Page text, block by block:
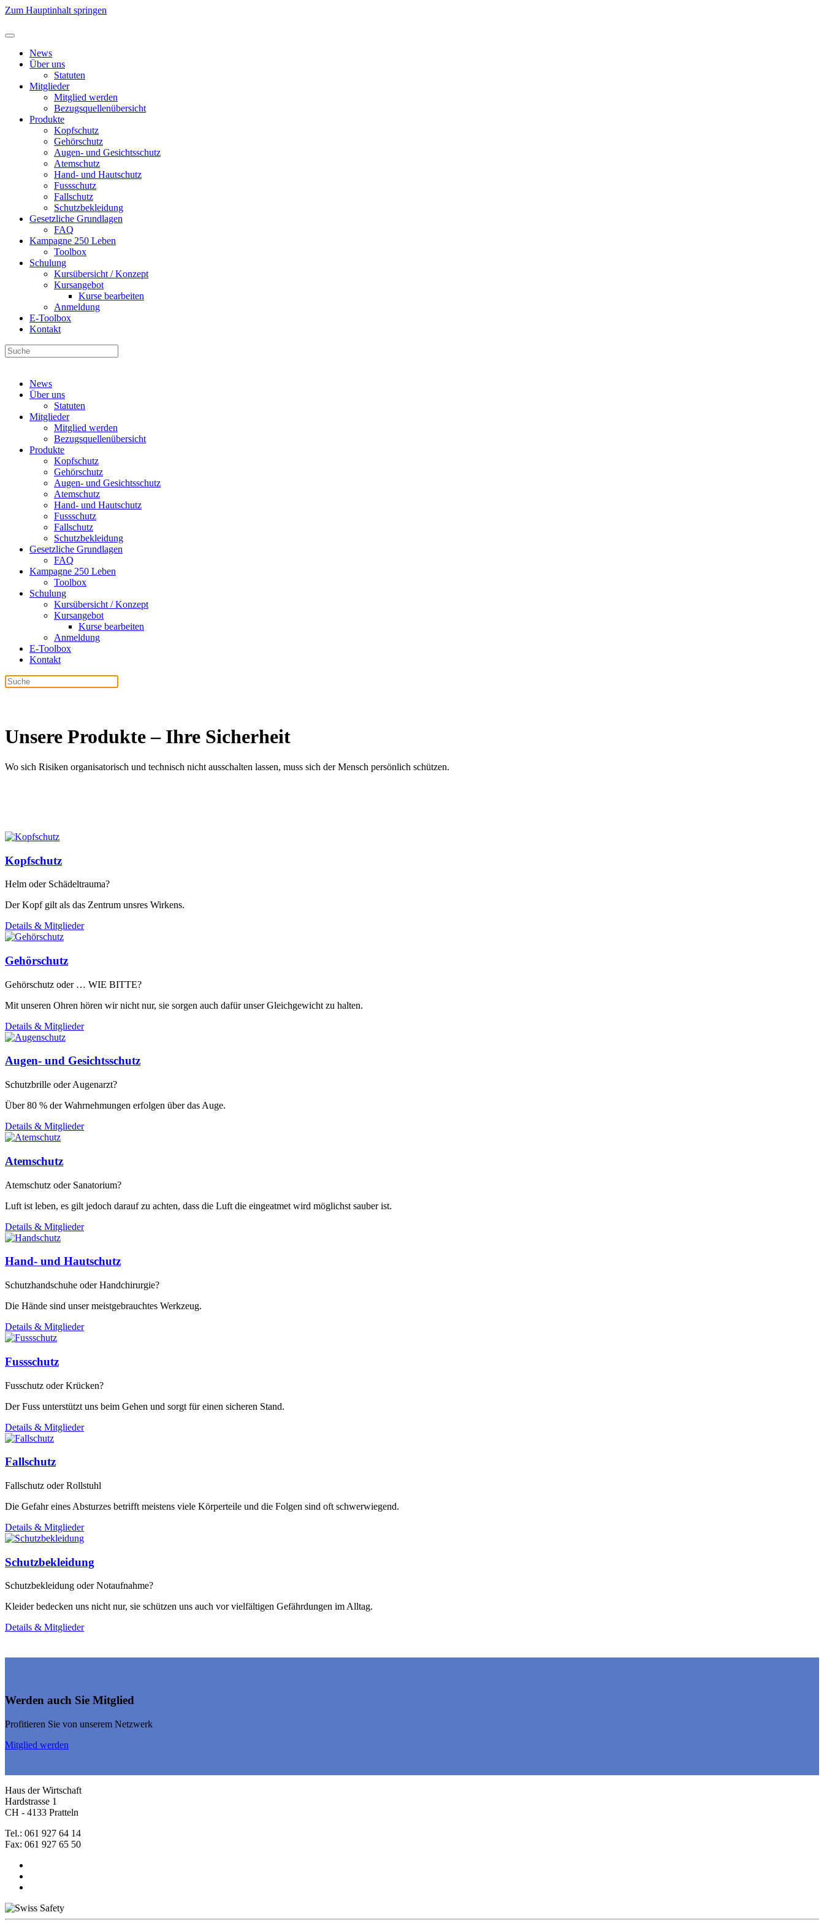
Zum Hauptinhalt springen
News
Über uns
Statuten
Mitglieder
Mitglied werden
Bezugsquellenübersicht
Produkte
Kopfschutz
Gehörschutz
Augen- und Gesichtsschutz
Atemschutz
Hand- und Hautschutz
Fussschutz
Fallschutz
Schutzbekleidung
Gesetzliche Grundlagen
FAQ
Kampagne 250 Leben
Toolbox
Schulung
Kursübersicht / Konzept
Kursangebot
Kurse bearbeiten
Anmeldung
E-Toolbox
Kontakt
News
Über uns
Statuten
Mitglieder
Mitglied werden
Bezugsquellenübersicht
Produkte
Kopfschutz
Gehörschutz
Augen- und Gesichtsschutz
Atemschutz
Hand- und Hautschutz
Fussschutz
Fallschutz
Schutzbekleidung
Gesetzliche Grundlagen
FAQ
Kampagne 250 Leben
Toolbox
Schulung
Kursübersicht / Konzept
Kursangebot
Kurse bearbeiten
Anmeldung
E-Toolbox
Kontakt
Unsere Produkte – Ihre Sicherheit
Wo sich Risiken organisatorisch und technisch nicht ausschalten lassen, muss sich der Mensch persönlich schützen.
Kopfschutz
Helm oder Schädeltrauma?
Der Kopf gilt als das Zentrum unsres Wirkens.
Details & Mitglieder
Gehörschutz
Gehörschutz oder … WIE BITTE?
Mit unseren Ohren hören wir nicht nur, sie sorgen auch dafür unser Gleichgewicht zu halten.
Details & Mitglieder
Augen- und Gesichtsschutz
Schutzbrille oder Augenarzt?
Über 80 % der Wahrnehmungen erfolgen über das Auge.
Details & Mitglieder
Atemschutz
Atemschutz oder Sanatorium?
Luft ist leben, es gilt jedoch darauf zu achten, dass die Luft die eingeatmet wird möglichst sauber ist.
Details & Mitglieder
Hand- und Hautschutz
Schutzhandschuhe oder Handchirurgie?
Die Hände sind unser meistgebrauchtes Werkzeug.
Details & Mitglieder
Fussschutz
Fusschutz oder Krücken?
Der Fuss unterstützt uns beim Gehen und sorgt für einen sicheren Stand.
Details & Mitglieder
Fallschutz
Fallschutz oder Rollstuhl
Die Gefahr eines Absturzes betrifft meistens viele Körperteile und die Folgen sind oft schwerwiegend.
Details & Mitglieder
Schutzbekleidung
Schutzbekleidung oder Notaufnahme?
Kleider bedecken uns nicht nur, sie schützen uns auch vor vielfältigen Gefährdungen im Alltag.
Details & Mitglieder
Werden auch Sie Mitglied
Profitieren Sie von unserem Netzwerk
Mitglied werden
Haus der Wirtschaft
Hardstrasse 1
CH - 4133 Pratteln
Tel.: 061 927 64 14
Fax: 061 927 65 50